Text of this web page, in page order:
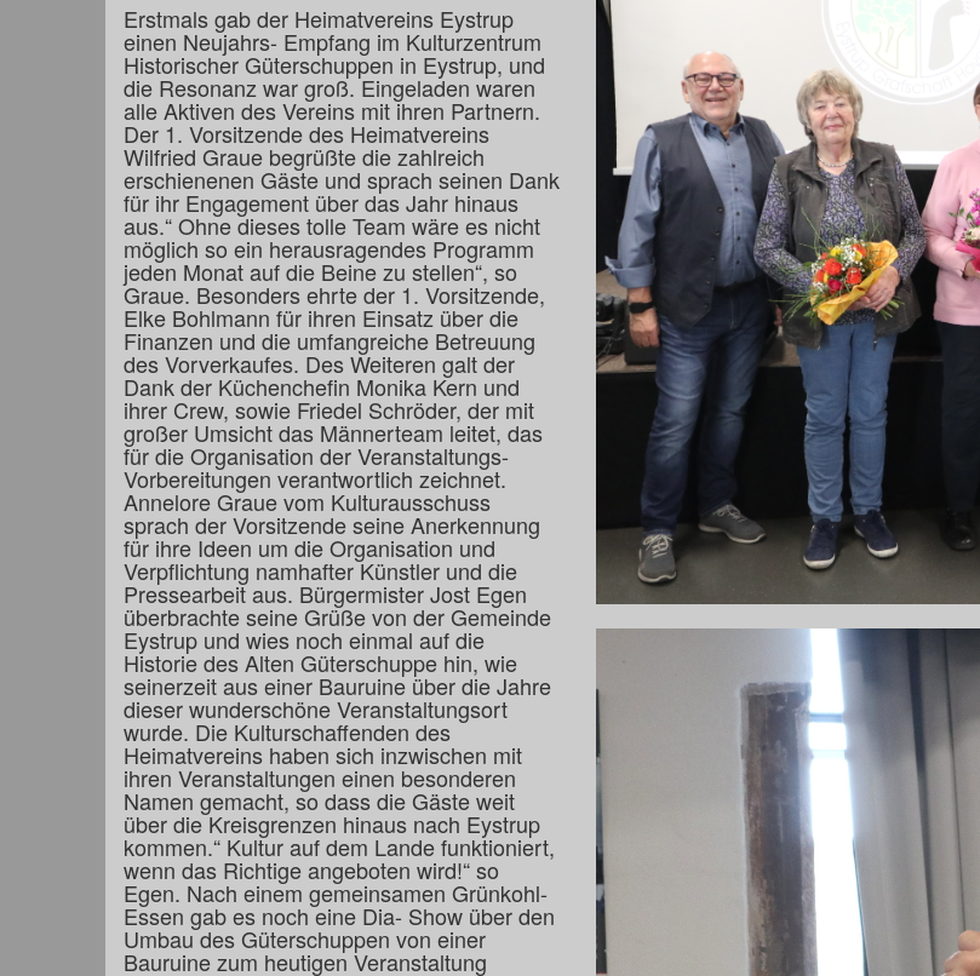
Erstmals gab der Heimatvereins Eystrup
einen Neujahrs- Empfang im Kulturzentrum
Historischer Güterschuppen in Eystrup, und
die Resonanz war groß. Eingeladen waren
alle Aktiven des Vereins mit ihren Partnern.
Der 1. Vorsitzende des Heimatvereins
Wilfried Graue begrüßte die zahlreich
erschienenen Gäste und sprach seinen Dank
für ihr Engagement über das Jahr hinaus
aus.“ Ohne dieses tolle Team wäre es nicht
möglich so ein herausragendes Programm
jeden Monat auf die Beine zu stellen“, so
Graue. Besonders ehrte der 1. Vorsitzende,
Elke Bohlmann für ihren Einsatz über die
Finanzen und die umfangreiche Betreuung
des Vorverkaufes. Des Weiteren galt der
Dank der Küchenchefin Monika Kern und
ihrer Crew, sowie Friedel Schröder, der mit
großer Umsicht das Männerteam leitet, das
für die Organisation der Veranstaltungs-
Vorbereitungen verantwortlich zeichnet.
Annelore Graue vom Kulturausschuss
sprach der Vorsitzende seine Anerkennung
für ihre Ideen um die Organisation und
Verpflichtung namhafter Künstler und die
Pressearbeit aus. Bürgermister Jost Egen
überbrachte seine Grüße von der Gemeinde
Eystrup und wies noch einmal auf die
Historie des Alten Güterschuppe hin, wie
seinerzeit aus einer Bauruine über die Jahre
dieser wunderschöne Veranstaltungsort
wurde. Die Kulturschaffenden des
Heimatvereins haben sich inzwischen mit
ihren Veranstaltungen einen besonderen
Namen gemacht, so dass die Gäste weit
über die Kreisgrenzen hinaus nach Eystrup
kommen.“ Kultur auf dem Lande funktioniert,
wenn das Richtige angeboten wird!“ so
Egen. Nach einem gemeinsamen Grünkohl-
Essen gab es noch eine Dia- Show über den
Umbau des Güterschuppen von einer
Bauruine zum heutigen Veranstaltung